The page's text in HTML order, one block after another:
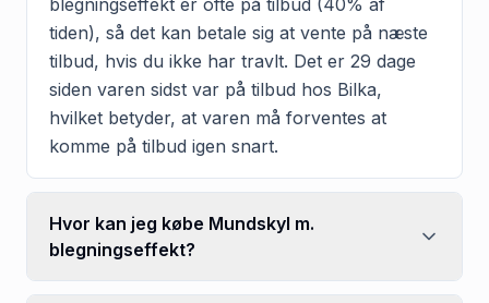
tiden), så det kan betale sig at vente på næste
tilbud, hvis du ikke har travlt. Det er 29 dage
siden varen sidst var på tilbud hos Bilka,
hvilket betyder, at varen må forventes at
komme på tilbud igen snart.
Hvor kan jeg købe Mundskyl m.
blegningseffekt?